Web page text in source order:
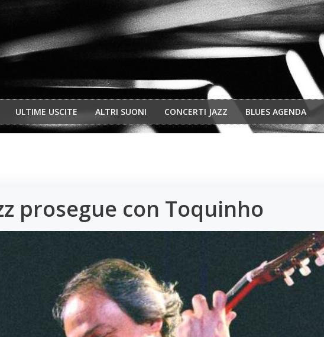
ULTIME USCITE ALTRI SUONI CONCERTI JAZZ BLUES AGENDA
prosegue con Toquinho